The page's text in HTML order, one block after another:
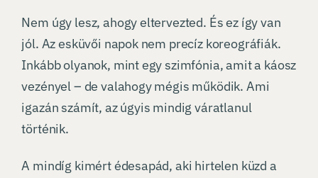
Nem úgy lesz, ahogy eltervezted. És ez így van
jól. Az esküvői napok nem precíz koreográfiák.
Inkább olyanok, mint egy szimfónia, amit a káosz
vezényel – de valahogy mégis működik. Ami
igazán számít, az úgyis mindig váratlanul
történik.
A mindíg kimért édesapád, aki hirtelen küzd a